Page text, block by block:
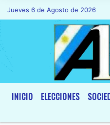
Jueves 6 de Agosto de 2026Hoy
INICIO ELECCIONES